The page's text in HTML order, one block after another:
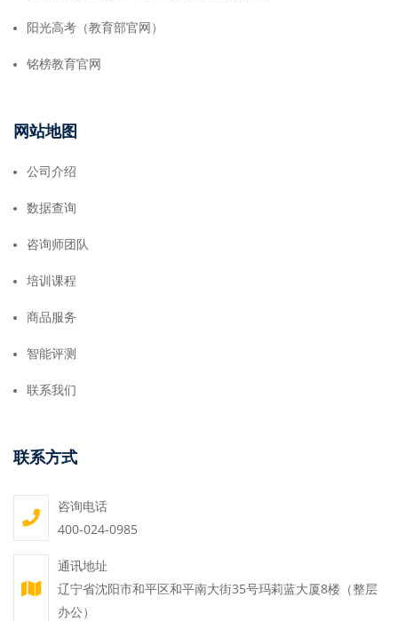
阳光高考（教育部官网）
铭榜教育官网
网站地图
公司介绍
数据查询
咨询师团队
培训课程
商品服务
智能评测
联系我们
联系方式
咨询电话
400-024-0985
通讯地址
辽宁省沈阳市和平区和平南大街35号玛莉蓝大厦8楼（整层
办公）